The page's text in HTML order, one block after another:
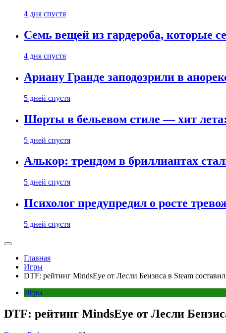
4 дня спустя
Семь вещей из гардероба, которые
4 дня спустя
Ариану Гранде заподозрили в
5 дней спустя
Шорты в бельевом стиле — хит
5 дней спустя
Алькор: трендом в бриллиантах
5 дней спустя
Психолог предупредил о росте
5 дней спустя
Главная
Игры
DTF: рейтинг MindsEye от Лесли Бензиса в Steam
Игры
DTF: рейтинг MindsEye от Лесли